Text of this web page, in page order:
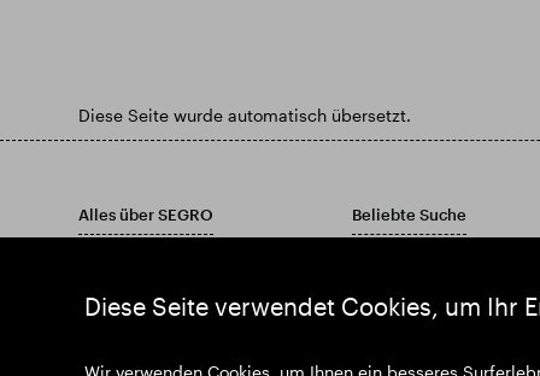
Diese Seite verwendet Cookies, um Ihr
Wir verwenden Cookies, um Ihnen ein besseres
Diese Seite wurde automatisch übersetzt.
Alles über SEGRO
Einblicke
Beliebte Suche
Laden Sie unseren